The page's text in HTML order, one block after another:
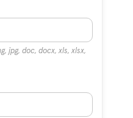
jpg, doc, docx, xls, xlsx,